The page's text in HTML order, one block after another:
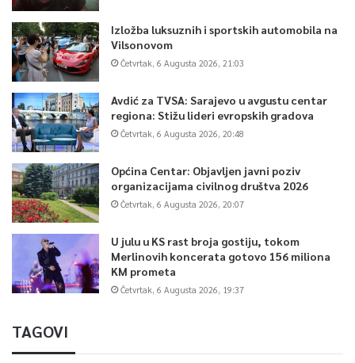
Izložba luksuznih i sportskih automobila na
Vilsonovom
Četvrtak, 6 Augusta 2026, 21:03
Avdić za TVSA: Sarajevo u avgustu centar
regiona: Stižu lideri evropskih gradova
Četvrtak, 6 Augusta 2026, 20:48
Općina Centar: Objavljen javni poziv
organizacijama civilnog društva 2026
Četvrtak, 6 Augusta 2026, 20:07
U julu u KS rast broja gostiju, tokom
Merlinovih koncerata gotovo 156 miliona
KM prometa
Četvrtak, 6 Augusta 2026, 19:37
TAGOVI